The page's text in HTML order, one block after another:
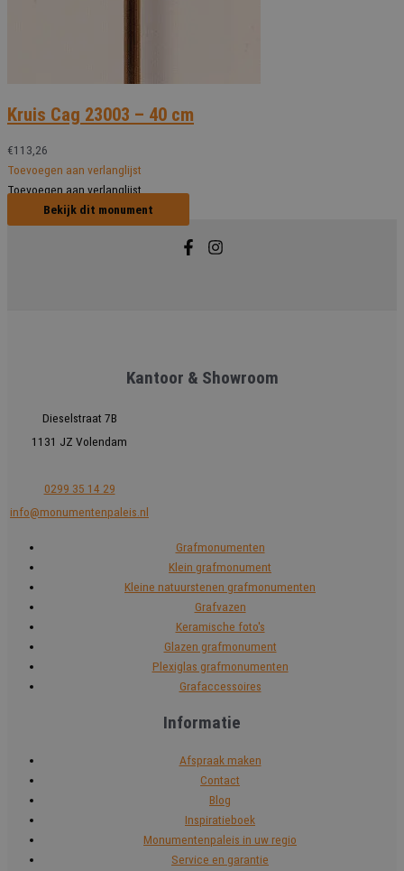
Kruis Cag 23003 – 40 cm
€113,26
Toevoegen aan verlanglijst
Toevoegen aan verlanglijst
Bekijk dit monument
Kantoor & Showroom
Dieselstraat 7B
1131 JZ Volendam
0299 35 14 29
info@monumentenpaleis.nl
Grafmonumenten
Klein grafmonument
Kleine natuurstenen grafmonumenten
Grafvazen
Keramische foto's
Glazen grafmonument
Plexiglas grafmonumenten
Grafaccessoires
Informatie
Afspraak maken
Contact
Blog
Inspiratieboek
Monumentenpaleis in uw regio
Service en garantie